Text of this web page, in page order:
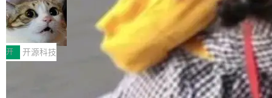
码，而 AI Agent 不需要容器，它们需要的是 Iso
late。」 容器为什么不合适 容器的问题在于启动
和销毁都太重了。一个 Agent 要执行的任务可能
只需要几毫秒的 CPU 时间，但容器从冷启动到
就绪要花数秒。如果未来有十...
状把 OpenAI 描述成一个系统性地从前东家挖
人、套取机密信息的对手。 OpenAI 没发律师
函，也没选择庭外沉默。它在官网贴了一篇博
文，标题只有六个字：Apple is getting this wro
ng。 然后，它把邮件往来和 iMessage 聊天记
录全贴了出来。 他发错人了 苹果外部律师 Gabr
iel Gross 来自 Weil 律所，2 月 23 日下午 5:53
HUAWEI MatePad Edge上架WorkBu
ddy鸿蒙PC版，说话就能干活的AI办公
搭子
全能AI工作台WorkBuddy鸿蒙PC版上架HUAWE
I MatePad Edge应用市场，直接下载即可使
用，与鸿蒙电脑上的体验一致。值得一提的是，
这是目前市面上唯一支持平板接入WorkBuddy P
C版的产品，搭载“人机双写”重磅功能——你写
开 开源科技
FFmpeg 9.0 发布：代号“Lei”，以此纪
全球知名开源多媒体框架 FFmpeg 今天正式发